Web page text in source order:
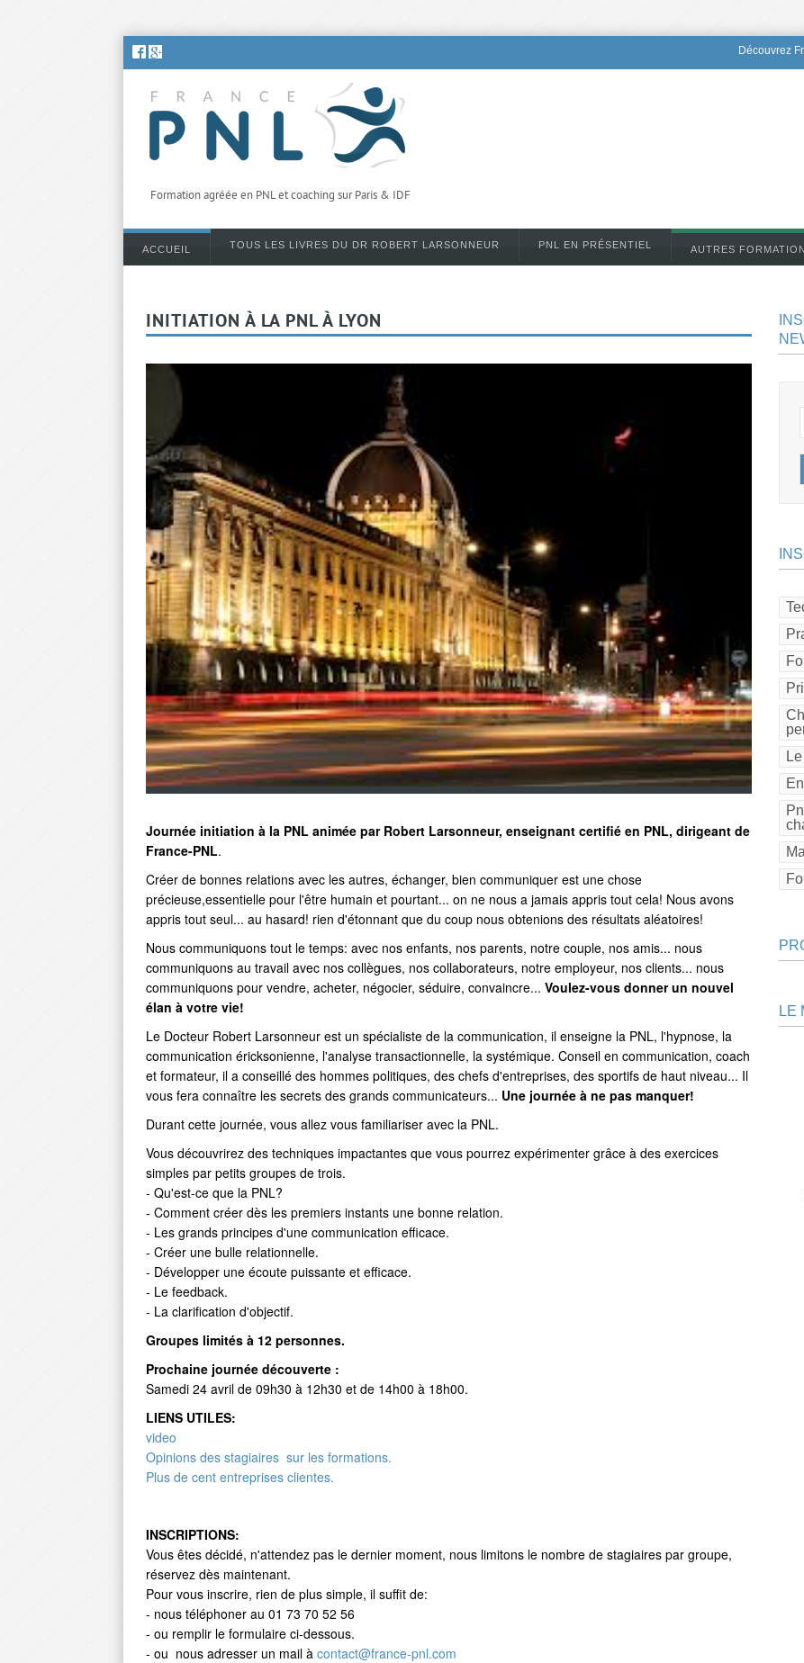
Découvrez
Formation agréée en PNL et coaching sur Paris & IDF
ACCUEIL TOUS LES LIVRES DU DR ROBERT LARSONNEUR PNL EN PRÉSENTIEL AUTRES
INITIATION À LA PNL À LYON
Journée initiation à la PNL animée par Robert Larsonneur, enseignant certifié en PNL, dirigeant de
France-PNL.
Créer de bonnes relations avec les autres, échanger, bien communiquer est une chose
précieuse,essentielle pour l'être humain et pourtant... on ne nous a jamais appris tout cela! Nous avons
appris tout seul... au hasard! rien d'étonnant que du coup nous obtenions des résultats aléatoires!
Nous communiquons tout le temps: avec nos enfants, nos parents, notre couple, nos amis... nous
communiquons au travail avec nos collègues, nos collaborateurs, notre employeur, nos clients... nous
communiquons pour vendre, acheter, négocier, séduire, convaincre... Voulez-vous donner un nouvel
élan à votre vie!
Le Docteur Robert Larsonneur est un spécialiste de la communication, il enseigne la PNL, l'hypnose, la
communication éricksonienne, l'analyse transactionnelle, la systémique. Conseil en communication, coach
et formateur, il a conseillé des hommes politiques, des chefs d'entreprises, des sportifs de haut niveau... Il
vous fera connaître les secrets des grands communicateurs... Une journée à ne pas manquer!
Durant cette journée, vous allez vous familiariser avec la PNL.
Vous découvrirez des techniques impactantes que vous pourrez expérimenter grâce à des exercices
simples par petits groupes de trois.
- Qu'est-ce que la PNL?
- Comment créer dès les premiers instants une bonne relation.
- Les grands principes d'une communication efficace.
- Créer une bulle relationnelle.
- Développer une écoute puissante et efficace.
- Le feedback.
- La clarification d'objectif.
Groupes limités à 12 personnes.
Prochaine journée découverte :
Samedi 24 avril de 09h30 à 12h30 et de 14h00 à 18h00.
LIENS UTILES:
video
Opinions des stagiaires sur les formations.
Plus de cent entreprises clientes.
INSCRIPTIONS:
Vous êtes décidé, n'attendez pas le dernier moment, nous limitons le nombre de stagiaires par groupe,
réservez dès maintenant.
Pour vous inscrire, rien de plus simple, il suffit de:
- nous téléphoner au 01 73 70 52 56
- ou remplir le formulaire ci-dessous.
- ou nous adresser un mail à contact@france-pnl.com
LE